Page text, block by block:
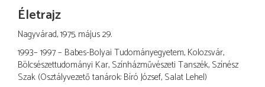
Életrajz
Nagyvárad, 1975. május 29.
1993– 1997 – Babes-Bolyai Tudományegyetem, Kolozsvár,
Bölcsészettudományi Kar, Színházművészeti Tanszék, Színész
Szak (Osztályvezető tanárok: Bíró József, Salat Lehel)